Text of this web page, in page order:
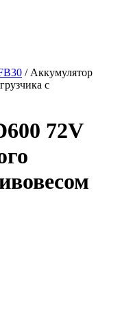
/ Аккумулятор
с
72V